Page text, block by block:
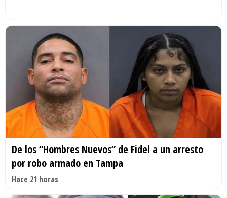
De los “Hombres Nuevos” de Fidel a un arresto
por robo armado en Tampa
Hace 21 horas